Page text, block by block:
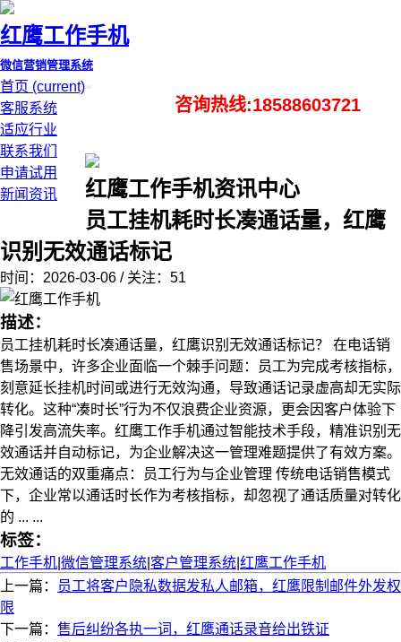
红鹰工作手机
微信营销管理系统
首页 (current)
客服系统
适应行业
联系我们
申请试用
新闻资讯
咨询热线:18588603721
红鹰工作手机资讯中心
员工挂机耗时长凑通话量，红鹰
识别无效通话标记
时间：2026-03-06 / 关注：51
描述：
员工挂机耗时长凑通话量，红鹰识别无效通话标记？ 在电话销
售场景中，许多企业面临一个棘手问题：员工为完成考核指标，
刻意延长挂机时间或进行无效沟通，导致通话记录虚高却无实际
转化。这种“凑时长”行为不仅浪费企业资源，更会因客户体验下
降引发高流失率。红鹰工作手机通过智能技术手段，精准识别无
效通话并自动标记，为企业解决这一管理难题提供了有效方案。
无效通话的双重痛点：员工行为与企业管理 传统电话销售模式
下，企业常以通话时长作为考核指标，却忽视了通话质量对转化
的 ... ...
标签：
工作手机 微信管理系统 客户管理系统 红鹰工作手机
上一篇：
员工将客户隐私数据发私人邮箱，红鹰限制邮件外发权
限
下一篇： 售后纠纷各执一词，红鹰通话录音给出铁证